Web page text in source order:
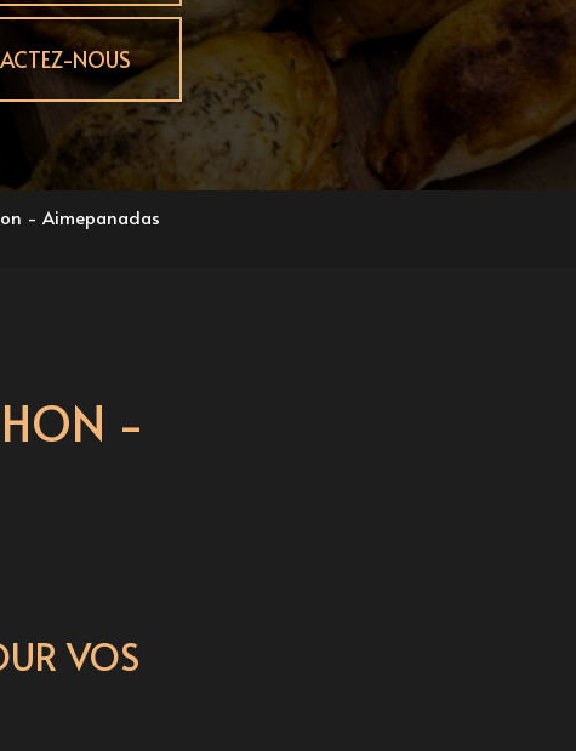
NOUS
- Aimepanadas
-
VOS